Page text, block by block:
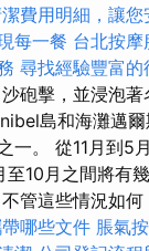
費用明細，讓
每一餐 台北按摩
尋找經驗豐富
砲擊，並浸泡
島和海灘邁
一。 從11月到5
10月之間將有
管這些情況如
哪些文件 脹氣